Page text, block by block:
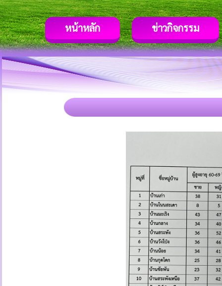
หน้าหลัก ข่าวกิจกรรม